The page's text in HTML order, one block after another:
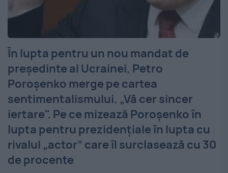
În lupta pentru un nou mandat de
președinte al Ucrainei, Petro
Poroşenko merge pe cartea
sentimentalismului. „Vă cer sincer
iertare". Pe ce mizează Poroșenko în
lupta pentru prezidențiale în lupta cu
rivalul „actor” care îl surclasează cu 30
de procente